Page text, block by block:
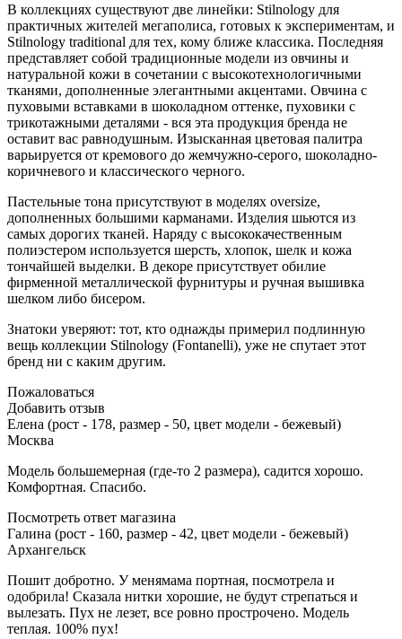
В коллекциях существуют две линейки: Stilnology для
практичных жителей мегаполиса, готовых к экспериментам, и
Stilnology traditional для тех, кому ближе классика. Последняя
представляет собой традиционные модели из овчины и
натуральной кожи в сочетании с высокотехнологичными
тканями, дополненные элегантными акцентами. Овчина с
пуховыми вставками в шоколадном оттенке, пуховики с
трикотажными деталями - вся эта продукция бренда не
оставит вас равнодушным. Изысканная цветовая палитра
варьируется от кремового до жемчужно-серого, шоколадно-
коричневого и классического черного.
Пастельные тона присутствуют в моделях oversize,
дополненных большими карманами. Изделия шьются из
самых дорогих тканей. Наряду с высококачественным
полиэстером используется шерсть, хлопок, шелк и кожа
тончайшей выделки. В декоре присутствует обилие
фирменной металлической фурнитуры и ручная вышивка
шелком либо бисером.
Знатоки уверяют: тот, кто однажды примерил подлинную
вещь коллекции Stilnology (Fontanelli), уже не спутает этот
бренд ни с каким другим.
Пожаловаться
Добавить отзыв
Елена (рост - 178, размер - 50, цвет модели - бежевый)
Москва
Модель большемерная (где-то 2 размера), садится хорошо.
Комфортная. Спасибо.
Посмотреть ответ магазина
Галина (рост - 160, размер - 42, цвет модели - бежевый)
Архангельск
Пошит добротно. У менямама портная, посмотрела и
одобрила! Сказала нитки хорошие, не будут стрепаться и
вылезать. Пух не лезет, все ровно прострочено. Модель
теплая. 100% пух!